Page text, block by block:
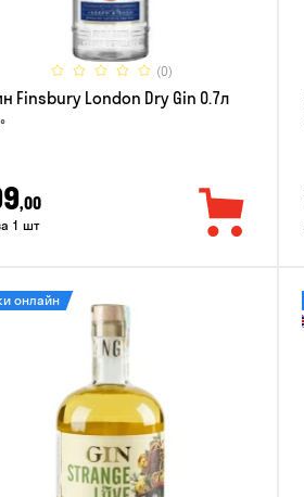
(0)
Finsbury London Dry Gin 0.7л
,00
1 шт
онлайн